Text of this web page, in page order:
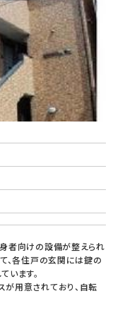
者向けの設備が整えられ
、各住戸の玄関には鍵の
います。
用意されており、自転